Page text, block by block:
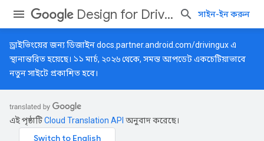
Design for Driving সাইন-ইন করুন
ড্রাইভিংয়ের জন্য ডিজাইনdocs.partner.android.com/drivinguxএ
স্থানান্তরিত হয়েছে। ১১ মার্চ, ২০২৬ থেকে, সমস্ত আপডেট একচেটিয়াভাবে
নতুন সাইটে প্রকাশিত হবে।
এই পৃষ্ঠাটিCloud Translation API অনুবাদ করেছে।